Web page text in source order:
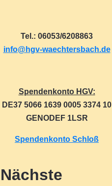
Tel.: 06053/6208863
info@hgv-waechtersbach.de
Spendenkonto HGV:
DE37 5066 1639 0005 3374 10
GENODEF 1LSR
Spendenkonto Schloß
Nächste